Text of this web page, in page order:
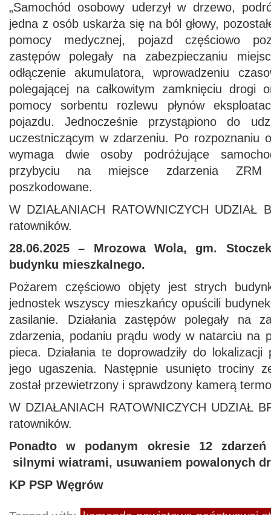
„Samochód osobowy uderzył w drzewo,
jedna z osób uskarża się na ból głowy,
pomocy medycznej, pojazd częściowo
zastępów polegały na zabezpieczaniu
odłączenie akumulatora, wprowadzeniu
polegającej na całkowitym zamknięciu drogi
pomocy sorbentu rozlewu płynów
pojazdu. Jednocześnie przystąpiono do
uczestniczącym w zdarzeniu. Po rozpoznaniu
wymaga dwie osoby podróżujące
przybyciu na miejsce zdarzenia ZRM
poszkodowane.
W DZIAŁANIACH RATOWNICZYCH UDZIAŁ
ratowników.
28.06.2025 – Mrozowa Wola, gm.
budynku mieszkalnego.
Pożarem częściowo objęty jest strych
jednostek wszyscy mieszkańcy opuścili budynek
zasilanie. Działania zastępów polegały na
zdarzenia, podaniu prądu wody w natarciu na
pieca. Działania te doprowadziły do
jego ugaszenia. Następnie usunięto trociny
został przewietrzony i sprawdzony kamerą
W DZIAŁANIACH RATOWNICZYCH UDZIAŁ
ratowników.
Ponadto w podanym okresie 12
silnymi wiatrami, usuwaniem powalonych
KP PSP Węgrów